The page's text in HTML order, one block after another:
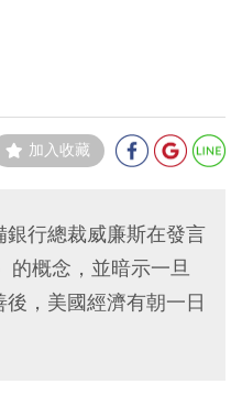
加入收藏
行總裁威廉斯在發言
的概念，並暗示一旦
，美國經濟有朝一日